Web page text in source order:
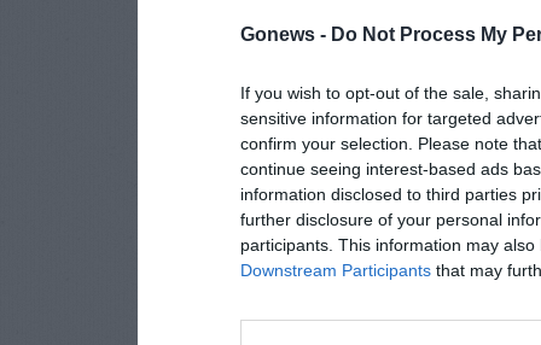
Gonews - Do Not Process My
If you wish to opt-out of the sale,
sensitive information for targeted
confirm your selection. Please note
continue seeing interest-based ads
information disclosed to third parties
further disclosure of your personal
participants. This information may
Downstream Participants that may